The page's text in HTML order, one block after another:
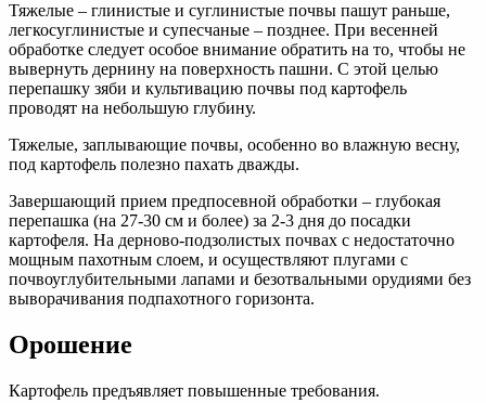
Тяжелые – глинистые и суглинистые почвы пашут раньше,
легкосуглинистые и супесчаные – позднее. При весенней
обработке следует особое внимание обратить на то, чтобы не
вывернуть дернину на поверхность пашни. С этой целью
перепашку зяби и культивацию почвы под картофель
проводят на небольшую глубину.
Тяжелые, заплывающие почвы, особенно во влажную весну,
под картофель полезно пахать дважды.
Завершающий прием предпосевной обработки – глубокая
перепашка (на 27-30 см и более) за 2-3 дня до посадки
картофеля. На дерново-подзолистых почвах с недостаточно
мощным пахотным слоем, и осуществляют плугами с
почвоуглубительными лапами и безотвальными орудиями без
выворачивания подпахотного горизонта.
Орошение
Картофель предъявляет повышенные требования.